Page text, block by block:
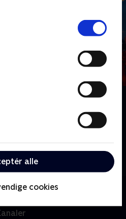
alle
cookies
til at skubbe fantasien
skarpeste LEGO-
større og vildere end den